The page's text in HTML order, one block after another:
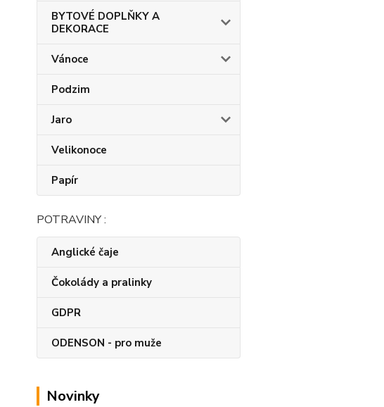
BYTOVÉ DOPLŇKY A
DEKORACE
Vánoce
Podzim
Jaro
Velikonoce
Papír
POTRAVINY :
Anglické čaje
Čokolády a pralinky
GDPR
ODENSON - pro muže
Novinky